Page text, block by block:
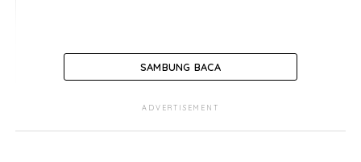
SAMBUNG BACA
ADVERTISEMENT